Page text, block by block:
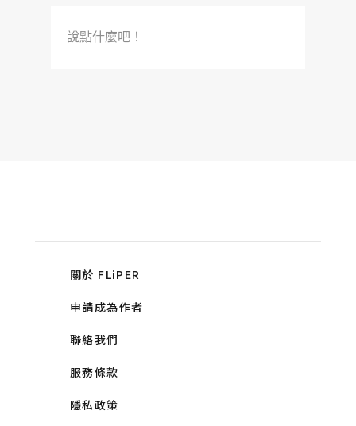
說點什麼吧！
關於 FLiPER
申請成為作者
聯絡我們
服務條款
隱私政策